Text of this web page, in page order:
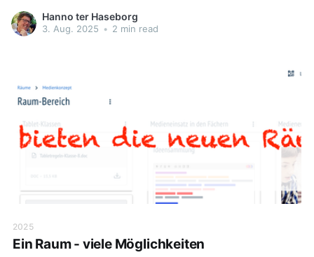
konsequent durchführen. Die nun veröffentlichte
kombinierte Abmeldefunktion der Niedersächsischen
Hanno ter Haseborg
3. Aug. 2025 • 2 min read
2025
Ein Raum - viele Möglichkeiten